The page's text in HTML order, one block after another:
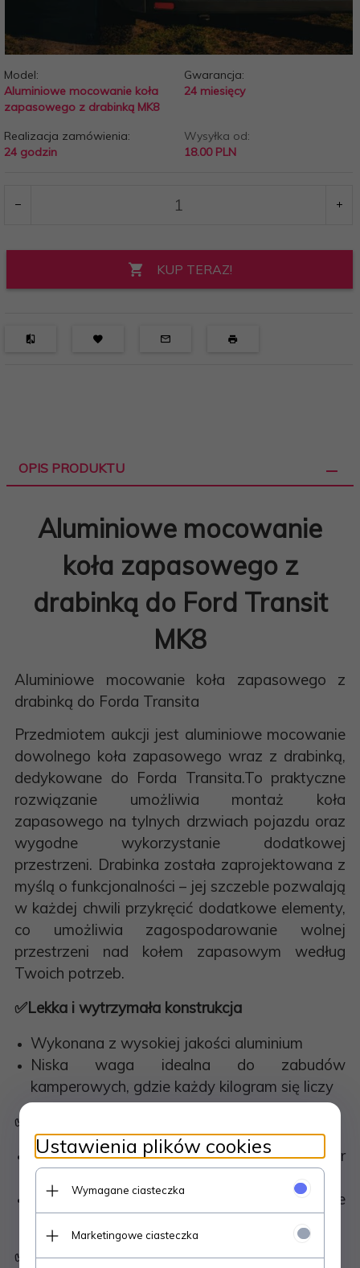
Model:
Aluminiowe mocowanie koła
zapasowego z drabinką MK8
Gwarancja:
24 miesięcy
Realizacja zamówienia:
24 godzin
Wysyłka od:
18.00 PLN
KUP TERAZ!
OPIS PRODUKTU
Aluminiowe mocowanie
koła zapasowego z
drabinką do Ford Transit
MK8
Aluminiowe mocowanie koła zapasowego z
drabinką do Forda Transita
Przedmiotem aukcji jest aluminiowe mocowanie
dowolnego koła zapasowego wraz z drabinką,
dedykowane do Forda Transita.To praktyczne
rozwiązanie umożliwia montaż koła
zapasowego na tylnych drzwiach pojazdu oraz
wygodne wykorzystanie dodatkowej
przestrzeni. Drabinka została zaprojektowana z
myślą o funkcjonalności – jej szczeble pozwalają
w każdej chwili przykręcić dodatkowe elementy,
co umożliwia zagospodarowanie wolnej
przestrzeni nad kołem zapasowym według
Twoich potrzeb.
✅Lekka i wytrzymała konstrukcja
Wykonana z wysokiej jakości aluminium
Niska waga idealna do zabudów
kamperowych, gdzie każdy kilogram się liczy
✅
Standardowo malowana proszkowo na kolor
czarny
Możliwość pomalowania w dowolnym kolorze
✅
Dostępne rozmiary drabinki
Ustawienia plików cookies
Wymagane ciasteczka
Marketingowe ciasteczka